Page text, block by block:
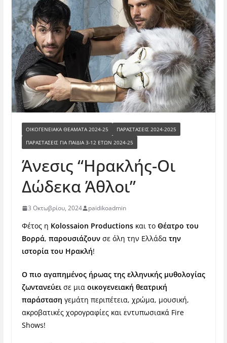
ΟΙΚΟΓΕΝΕΙΑΚΆ ΘΕΆΜΑΤΑ 2024-25
ΠΑΡΑΣΤΆΣΕΙΣ 2024-2025
ΠΑΡΑΣΤΆΣΕΙΣ ΓΙΑ ΠΑΙΔΙΆ 3-12 ΕΤΏΝ 2024-25
Άνεσις “Ηρακλής-Οι
Δώδεκα Άθλοι”
3 Οκτωβρίου, 2024 paidikoadmin
Φέτος η Kolossaion Productionsκαι τοΘέατρο του
Βορρά, παρουσιάζουνσε όλη την Ελλάδα την
ιστορία του Ηρακλή!
Ο πιο αγαπημένος ήρωας της ελληνικής μυθολογίας
ζωντανεύεισε μια οικογενειακή θεατρική
παράσταση γεμάτη περιπέτεια, χρώμα, μουσική,
ακροβατικές χορογραφίες και εντυπωσιακά Fire
Shows!